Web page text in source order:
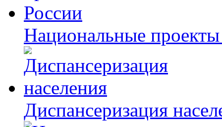
Национальные
Диспансеризация